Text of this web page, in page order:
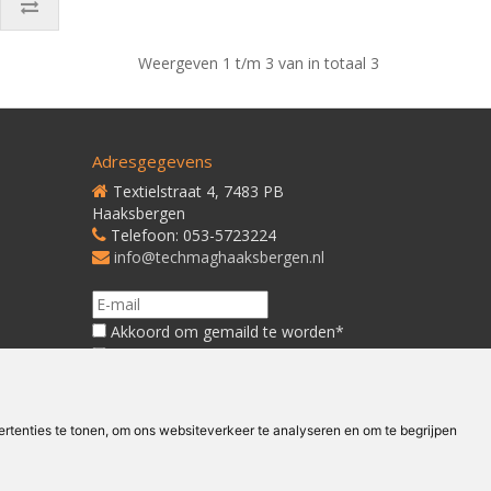
te tonen, om ons websiteverkeer te analyseren en om te begrijpen
Weergeven 1 t/m 3 van in totaal 3
Adresgegevens
Textielstraat 4, 7483 PB
Haaksbergen
Telefoon: 053-5723224
info@techmaghaaksbergen.nl
Akkoord om gemaild te worden*